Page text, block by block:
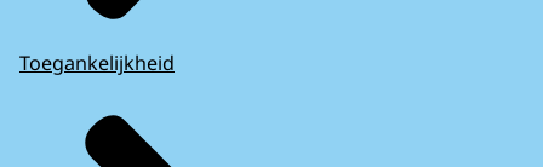
Toegankelijkheid